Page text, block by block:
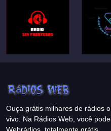
Ouça grátis milhares de rádios
vivo. Na Rádios Web, você